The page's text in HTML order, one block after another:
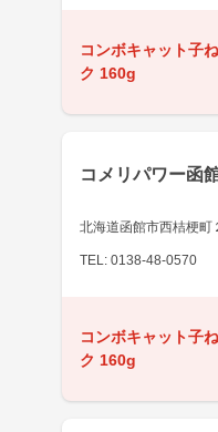
コンボキャット子
ク 160g
コメリパワー函
北海道函館市西桔梗町
TEL: 0138-48-0570
コンボキャット子
ク 160g